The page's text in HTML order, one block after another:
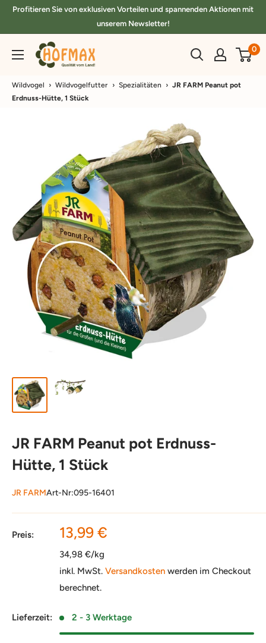
DirektProfitieren Sie von exklusiven Vorteilen und spannenden Aktionen mit
unserem Newsletter!
hofmax.de 0
Wildvogel › Wildvogelfutter › Spezialitäten › JR FARM Peanut pot
Erdnuss-Hütte, 1 Stück
JR FARM Peanut pot Erdnuss-
Hütte, 1 Stück
JR FARMArt-Nr:095-16401
Preis: Sonderpreis
13,99 €
34,98 €/kg
inkl. MwSt. Versandkosten werden im Checkout
berechnet.
Lieferzeit: 2 - 3 Werktage